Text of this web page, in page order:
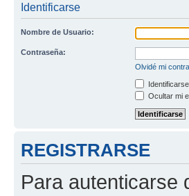
Identificarse
Nombre de Usuario:
Contraseña:
Olvidé mi
Ocultar mi
REGISTRARSE
Para autenticarse